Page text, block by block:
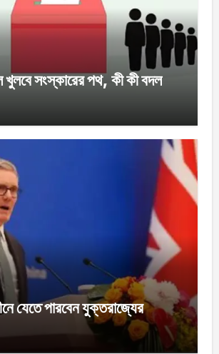
খুলবে সংস্কারের পথ, কী কী বদল
যেতে পারবেন যুক্তরাজ্যের